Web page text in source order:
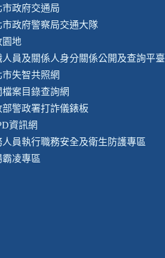
市政府交通局
市政府警察局交通大隊
園地
人員及關係人身分關係公開及查詢平臺
市失智共照網
檔案目錄查詢網
部警政署打詐儀錶板
資訊網
人員執行職務安全及衛生防護專區
霸凌專區